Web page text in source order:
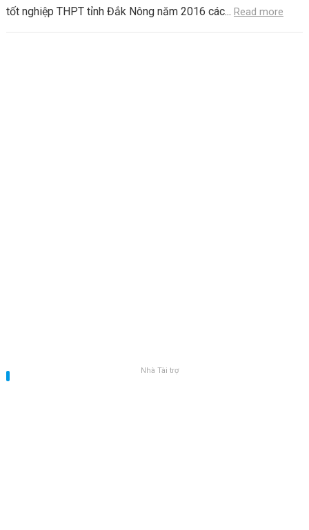
tốt nghiệp THPT tỉnh Đắk Nông năm 2016 các... Read more
Nhà Tài trợ